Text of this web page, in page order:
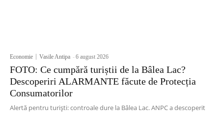
Economie Vasile Antipa -6 august 2026
FOTO: Ce cumpără turiștii de la Bâlea Lac?
Descoperiri ALARMANTE făcute de Protecția
Consumatorilor
Alertă pentru turiști: controale dure la Bâlea Lac. ANPC a descoperit